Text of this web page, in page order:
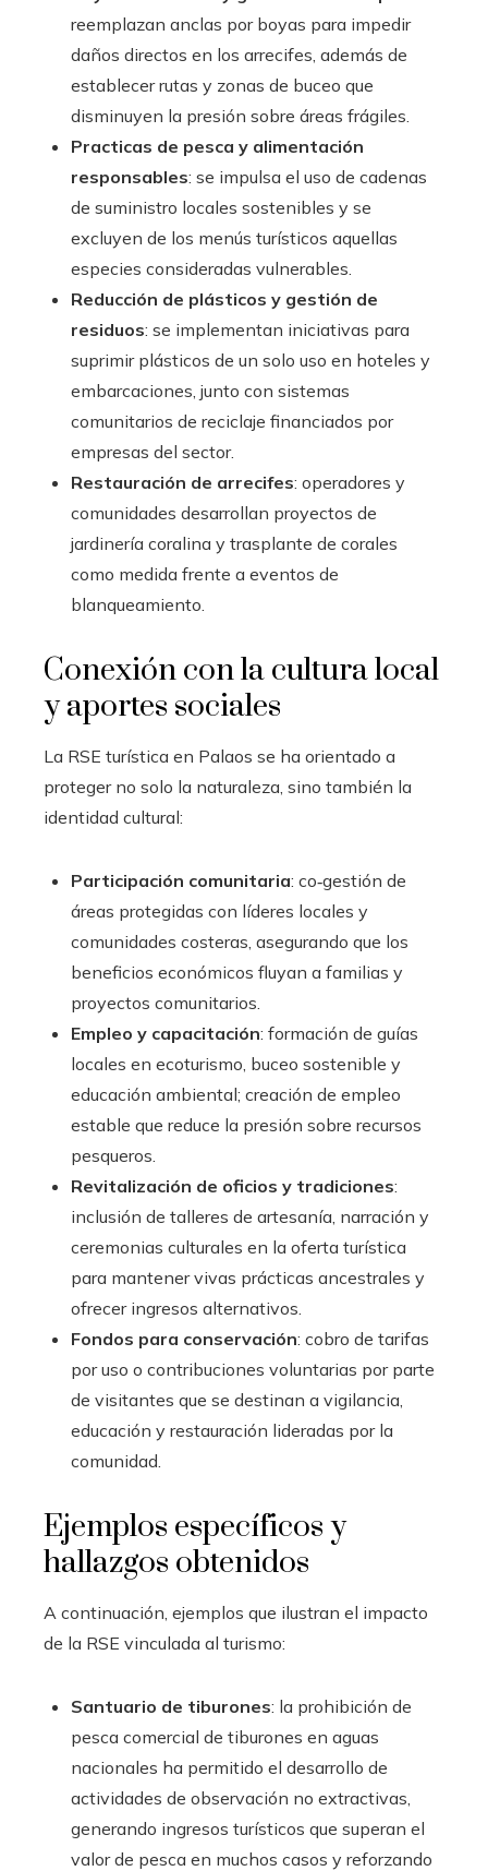
reemplazan anclas por boyas para impedir
daños directos en los arrecifes, además de
establecer rutas y zonas de buceo que
disminuyen la presión sobre áreas frágiles.
Practicas de pesca y alimentación
responsables: se impulsa el uso de cadenas
de suministro locales sostenibles y se
excluyen de los menús turísticos aquellas
especies consideradas vulnerables.
Reducción de plásticos y gestión de
residuos: se implementan iniciativas para
suprimir plásticos de un solo uso en hoteles y
embarcaciones, junto con sistemas
comunitarios de reciclaje financiados por
empresas del sector.
Restauración de arrecifes: operadores y
comunidades desarrollan proyectos de
jardinería coralina y trasplante de corales
como medida frente a eventos de
blanqueamiento.
Conexión con la cultura local
y aportes sociales
La RSE turística en Palaos se ha orientado a
proteger no solo la naturaleza, sino también la
identidad cultural:
Participación comunitaria: co‑gestión de
áreas protegidas con líderes locales y
comunidades costeras, asegurando que los
beneficios económicos fluyan a familias y
proyectos comunitarios.
Empleo y capacitación: formación de guías
locales en ecoturismo, buceo sostenible y
educación ambiental; creación de empleo
estable que reduce la presión sobre recursos
pesqueros.
Revitalización de oficios y tradiciones:
inclusión de talleres de artesanía, narración y
ceremonias culturales en la oferta turística
para mantener vivas prácticas ancestrales y
ofrecer ingresos alternativos.
Fondos para conservación: cobro de tarifas
por uso o contribuciones voluntarias por parte
de visitantes que se destinan a vigilancia,
educación y restauración lideradas por la
comunidad.
Ejemplos específicos y
hallazgos obtenidos
A continuación, ejemplos que ilustran el impacto
de la RSE vinculada al turismo:
Santuario de tiburones: la prohibición de
pesca comercial de tiburones en aguas
nacionales ha permitido el desarrollo de
actividades de observación no extractivas,
generando ingresos turísticos que superan el
valor de pesca en muchos casos y reforzando